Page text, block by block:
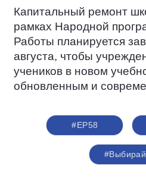
Капитальный ремонт
рамках Народной
Работы планируется
августа, чтобы
учеников в новом
обновленным и
#ЕР58